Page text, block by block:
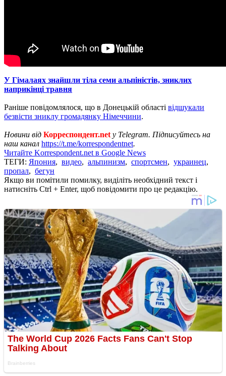
У Гімалаях знайшли тіла семи альпіністів, зниклих
наприкінці травня
Раніше повідомлялося, що в Донецькій області відшукали
безвісти зниклу громадянку Німеччини.
Новини від Корреспондент.net у Telegram. Підписуйтесь на
наш канал https://t.me/korrespondentnet.
Читайте Korrespondent.net в Google News
ТЕГИ: Япония, видео, альпинизм, спортсмен, украинец,
пропал, бегун
Якщо ви помітили помилку, виділіть необхідний текст і
натисніть Ctrl + Enter, щоб повідомити про це редакцію.